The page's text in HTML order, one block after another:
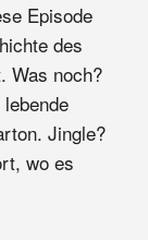
Episode
des
Was noch?
Jingle?
wo es